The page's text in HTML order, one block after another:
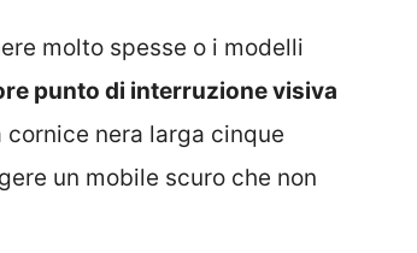
molto spesse o i modelli
punto di interruzione visiva
cornice nera larga cinque
un mobile scuro che non